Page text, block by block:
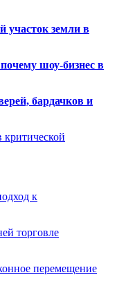
участок земли в
шоу-бизнес в
бардачков и
к
торговле
перемещение